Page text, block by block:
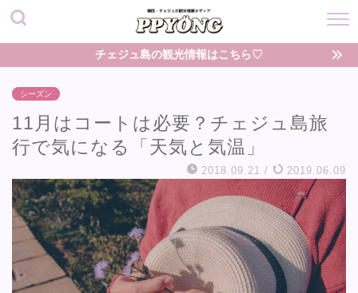
チェジュ島の観光情報はこちら♡
シーズン
11月はコートは必要？チェジュ島旅
行で気になる「天気と気温」
2018.09.21 / 2019.06.09